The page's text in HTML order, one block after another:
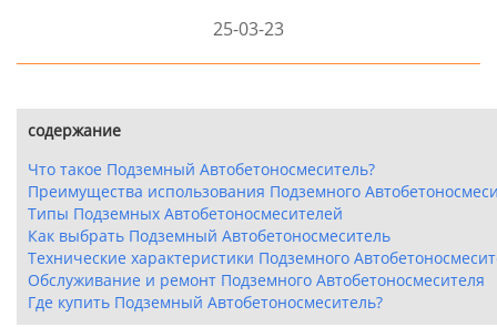
25-03-23
содержание
Что такое Подземный Автобетоносмеситель?
Преимущества использования Подземного
Типы Подземных Автобетоносмесителей
Как выбрать Подземный Автобетоносмеситель
Технические характеристики Подземного
Обслуживание и ремонт Подземного Автобетоносмесителя
Где купить Подземный Автобетоносмеситель?